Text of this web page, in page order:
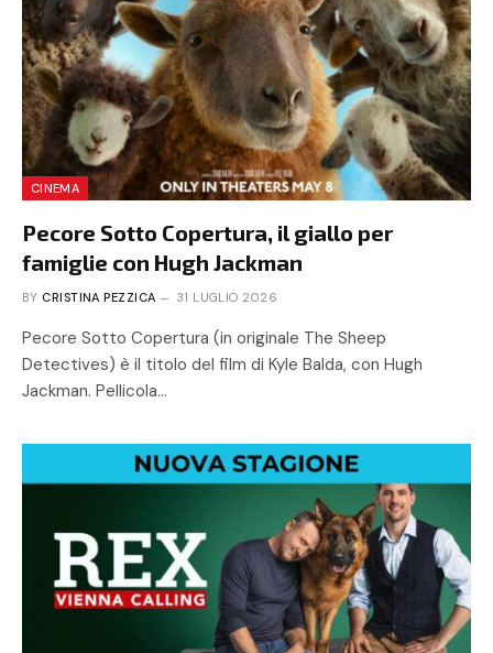
CINEMA
Pecore Sotto Copertura, il giallo per
famiglie con Hugh Jackman
BY CRISTINA PEZZICA 31 LUGLIO 2026
Pecore Sotto Copertura (in originale The Sheep
Detectives) è il titolo del film di Kyle Balda, con Hugh
Jackman. Pellicola…